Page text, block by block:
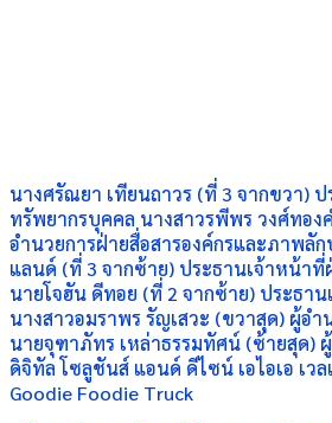
นางศรัณยา เทียนถาวร (ที่ 3 จากขวา)
ทรัพยากรบุคคล นางสาวรพีพร วงศ์ทอง
อำนวยการฝ่ายสื่อสารองค์กรและภาพลั
แลนด์ (ที่ 3 จากซ้าย) ประธานเจ้าหน้า
นายโจฮัน ดีทอย (ที่ 2 จากซ้าย) ประธา
นางสาวอมราพร รัญเสวะ (ขวาสุด) ผู้อ
นายจุฑาภัทร เหล่าธรรมทัศน์ (ซ้ายสุด)
ดิจิทัล โซลูชันส์ แอนด์ ดีไซน์ เอไอเอ เวล
Goodie Foodie Truck